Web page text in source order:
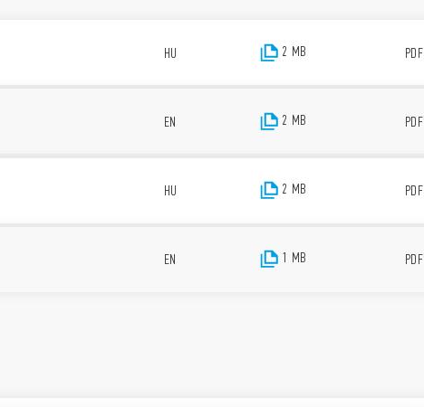
HU 2 MB PDF
EN 2 MB PDF
HU 2 MB PDF
EN 1 MB PDF